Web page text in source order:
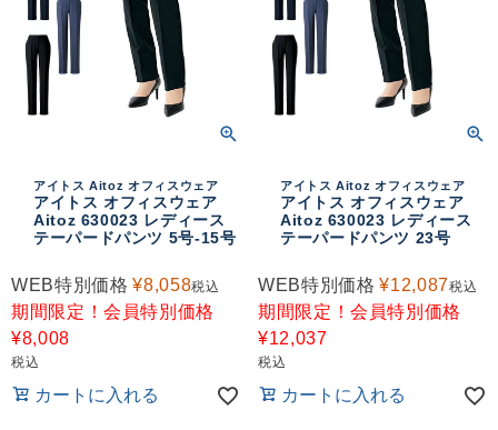
アイトス Aitoz オフィスウェア
アイトス オフィスウェア
Aitoz 630023 レディース
テーパードパンツ 5号-15号
WEB特別価格 ¥8,058税込
期間限定！会員特別価格
¥8,008
税込
カートに入れる
アイトス Aitoz オフィスウェア
アイトス オフィスウェア
Aitoz 630023 レディース
テーパードパンツ 23号
WEB特別価格 ¥12,087税込
期間限定！会員特別価格
¥12,037
税込
カートに入れる